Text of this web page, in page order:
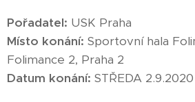
Pořadatel: USK Praha
Místo konání: Sportovní hala
Folimance 2, Praha 2
Datum konání: STŘEDA 2.9.2020